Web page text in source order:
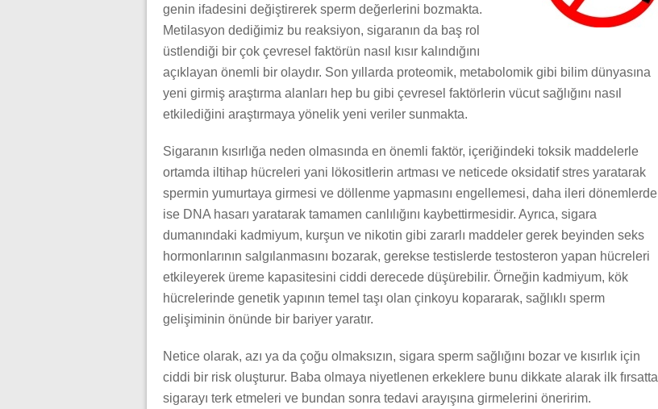
genin ifadesini değiştirerek sperm değerlerini bozmakta.
Metilasyon dediğimiz bu reaksiyon, sigaranın da baş rol
üstlendiği bir çok çevresel faktörün nasıl kısır kalındığını
açıklayan önemli bir olaydır. Son yıllarda proteomik, metabolomik gibi bilim dünyasına
yeni girmiş araştırma alanları hep bu gibi çevresel faktörlerin vücut sağlığını nasıl
etkilediğini araştırmaya yönelik yeni veriler sunmakta.
Sigaranın kısırlığa neden olmasında en önemli faktör, içeriğindeki toksik maddelerle
ortamda iltihap hücreleri yani lökositlerin artması ve neticede oksidatif stres yaratarak
spermin yumurtaya girmesi ve döllenme yapmasını engellemesi, daha ileri dönemlerde
ise DNA hasarı yaratarak tamamen canlılığını kaybettirmesidir. Ayrıca, sigara
dumanındaki kadmiyum, kurşun ve nikotin gibi zararlı maddeler gerek beyinden seks
hormonlarının salgılanmasını bozarak, gerekse testislerde testosteron yapan hücreleri
etkileyerek üreme kapasitesini ciddi derecede düşürebilir. Örneğin kadmiyum, kök
hücrelerinde genetik yapının temel taşı olan çinkoyu kopararak, sağlıklı sperm
gelişiminin önünde bir bariyer yaratır.
Netice olarak, azı ya da çoğu olmaksızın, sigara sperm sağlığını bozar ve kısırlık için
ciddi bir risk oluşturur. Baba olmaya niyetlenen erkeklere bunu dikkate alarak ilk fırsatta
sigarayı terk etmeleri ve bundan sonra tedavi arayışına girmelerini öneririm.